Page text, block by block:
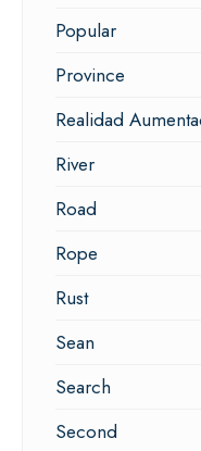
Popular
Province
Realidad
River
Road
Rope
Rust
Sean
Search
Second